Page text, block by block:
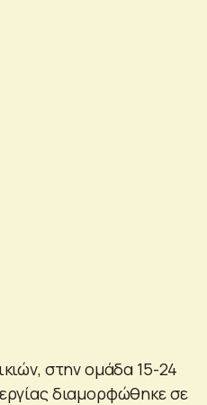
στην ομάδα 15-24
διαμορφώθηκε σε